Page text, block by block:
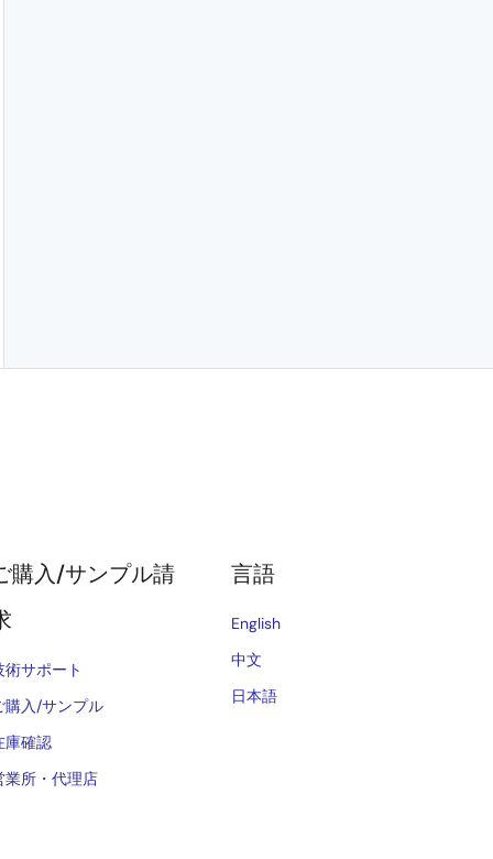
購入/サンプル請
術サポート
購入/サンプル
庫確認
業所・代理店
言語
English
中文
日本語